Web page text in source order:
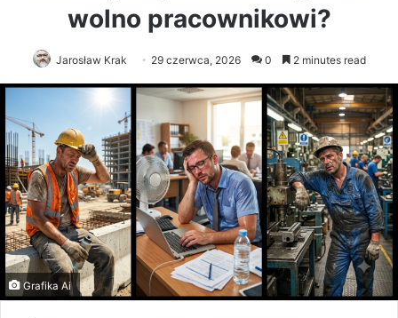
wolno pracownikowi?
Jarosław Krak 29 czerwca, 2026 0 2 minutes read
Grafika Ai